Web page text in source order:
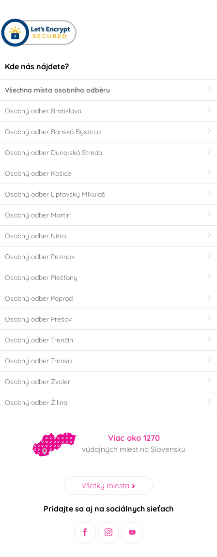
Kde nás nájdete?
Všechna místa osobního odběru
Osobný odber Bratislava
Osobný odber Banská Bystrica
Osobný odber Dunajská Streda
Osobný odber Košice
Osobný odber Liptovský Mikuláš
Osobný odber Martin
Osobný odber Nitra
Osobný odber Pezinok
Osobný odber Piešťany
Osobný odber Poprad
Osobný odber Prešov
Osobný odber Trenčín
Osobný odber Trnava
Osobný odber Zvolen
Osobný odber Žilina
Viac ako 1270
výdajných miest na Slovensku
Všetky miesta
Pridajte sa aj na sociálnych sieťach